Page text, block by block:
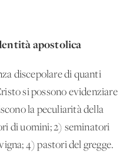
apostolica
discepolare di quanti
si possono evidenziare
la peculiarità della
di uomini; 2) seminatori
4) pastori del gregge.